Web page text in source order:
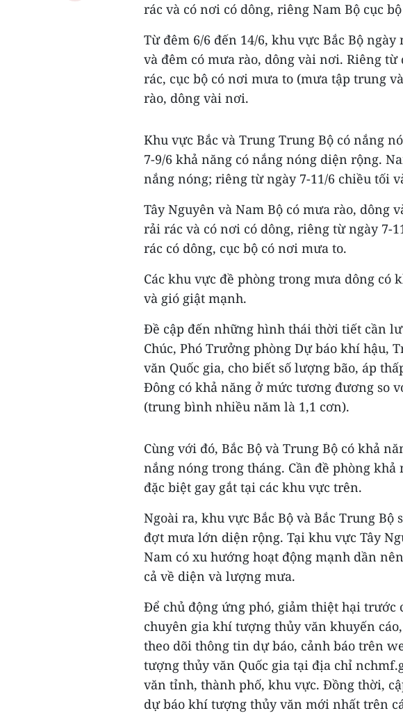
rác và có nơi có dông, riêng Nam Bộ cục
Từ đêm 6/6 đến 14/6, khu vực Bắc Bộ
và đêm có mưa rào, dông vài nơi. Riêng
rác, cục bộ có nơi mưa to (mưa tập trung
rào, dông vài nơi.
Khu vực Bắc và Trung Trung Bộ có nắng
7-9/6 khả năng có nắng nóng diện rộng.
nắng nóng; riêng từ ngày 7-11/6 chiều tối
Tây Nguyên và Nam Bộ có mưa rào, dông
rải rác và có nơi có dông, riêng từ ngày 7-
rác có dông, cục bộ có nơi mưa to.
Các khu vực đề phòng trong mưa dông có
và gió giật mạnh.
Đề cập đến những hình thái thời tiết cần
Chúc, Phó Trưởng phòng Dự báo khí hậu,
văn Quốc gia, cho biết số lượng bão, áp
Đông có khả năng ở mức tương đương so
(trung bình nhiều năm là 1,1 cơn).
Cùng với đó, Bắc Bộ và Trung Bộ có khả
nắng nóng trong tháng. Cần đề phòng
đặc biệt gay gắt tại các khu vực trên.
Ngoài ra, khu vực Bắc Bộ và Bắc Trung Bộ
đợt mưa lớn diện rộng. Tại khu vực Tây
Nam có xu hướng hoạt động mạnh dần
cả về diện và lượng mưa.
Để chủ động ứng phó, giảm thiệt hại
chuyên gia khí tượng thủy văn khuyến
theo dõi thông tin dự báo, cảnh báo trên
tượng thủy văn Quốc gia tại địa chỉ
văn tỉnh, thành phố, khu vực. Đồng thời,
dự báo khí tượng thủy văn mới nhất trên